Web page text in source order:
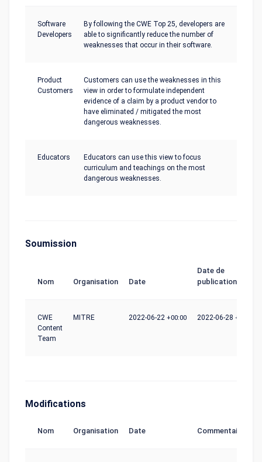
Software
Developers
By following the CWE Top 25, developers are
able to significantly reduce the number of
weaknesses that occur in their software.
Product
Customers
Customers can use the weaknesses in this
view in order to formulate independent
evidence of a claim by a product vendor to
have eliminated / mitigated the most
dangerous weaknesses.
Educators
Educators can use this view to focus
curriculum and teachings on the most
dangerous weaknesses.
Soumission
Nom Organisation Date
Date de
publication
CWE
Content
Team
MITRE 2022-06-22 +00:00 2022-06-28 +00:00
Modifications
Nom Organisation Date Commentaire